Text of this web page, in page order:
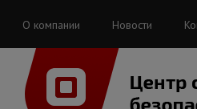
О компании Новости